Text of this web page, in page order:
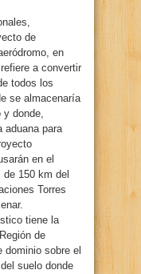
de
en
a convertir
todos los
se almacenaría
y donde,
aduana para
en el
150 km del
Torres
tiene la
de
sobre el
suelo donde